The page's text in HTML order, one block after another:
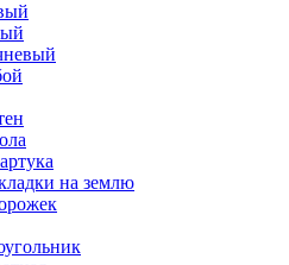
на землю